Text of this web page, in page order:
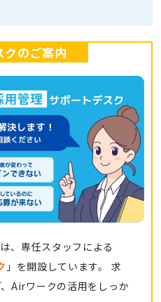
のご案内
、専任スタッフによる
」を開設しています。 求
Airワークの活用をしっか